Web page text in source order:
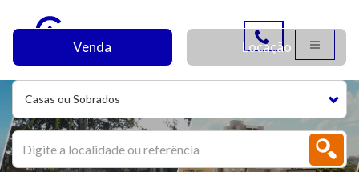
Casas ou Sobrados
Venda Locação